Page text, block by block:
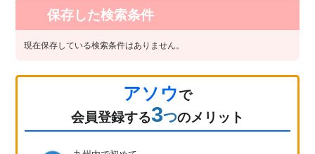
保存した検索条件
現在保存している検索条件はありません。
アソウで
会員登録する3つのメリット